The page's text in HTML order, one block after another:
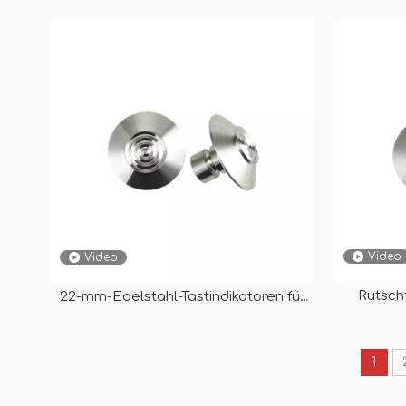
Video
22-mm-Edelstahl-Tastindikatoren für
Video
1